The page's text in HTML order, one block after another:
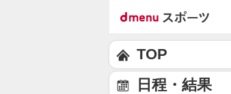
TOP
日程・結果